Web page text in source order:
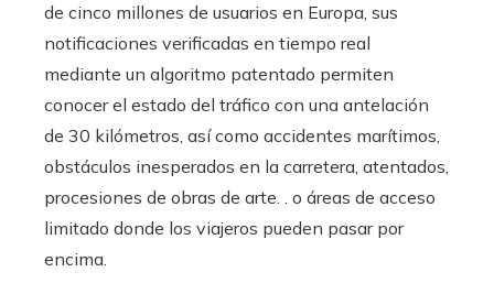
de cinco millones de usuarios en Europa, sus
notificaciones verificadas en tiempo real
mediante un algoritmo patentado permiten
conocer el estado del tráfico con una antelación
de 30 kilómetros, así como accidentes marítimos,
obstáculos inesperados en la carretera, atentados,
procesiones de obras de arte. . o áreas de acceso
limitado donde los viajeros pueden pasar por
encima.